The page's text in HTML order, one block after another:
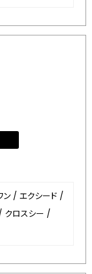
ン / エクシード /
クロスシー /